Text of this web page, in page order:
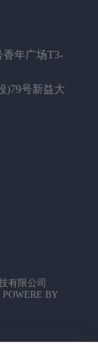
香年广场T3-
)79号新益大
有限公司
POWERE BY